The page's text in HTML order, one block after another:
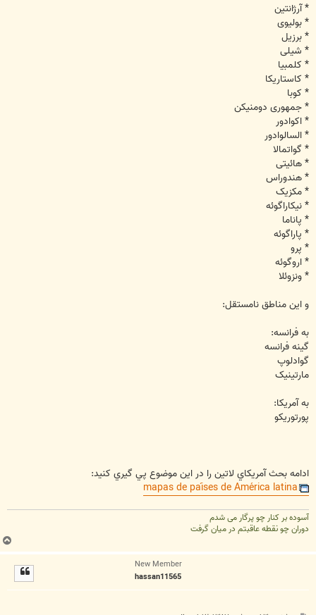
* آرژانتین
* بولیوی
* برزیل
* شیلی
* کلمبیا
* کاستاریکا
* کوبا
* جمهوری دومنیکن
* اکوادور
* السالوادور
* گواتمالا
* هائیتی
* هندوراس
* مکزیک
* نیکاراگوئه
* پاناما
* پاراگوئه
* پرو
* اروگوئه
* ونزوئلا
و این مناطق نامستقل:
به فرانسه:
گینه فرانسه
گوادلوپ
مارتینیک
به آمریکا:
پورتوریکو
ادامه بحث آمريکاي لاتين را در اين موضوع پي گيري کنيد:
mapas de países de América latina
آسوده بر کنار چو پرگار می شدم
دوران چو نقطه عاقبتم در میان گرفت
New Member
hassan11565